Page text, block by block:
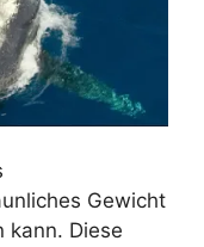
Gewicht
kann. Diese